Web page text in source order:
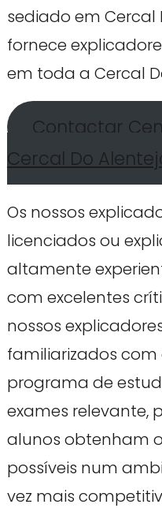
sediado em Cercal
fornece
em toda a Cercal
Contactar
Cercal Do
Os nossos
licenciados ou
altamente
com excelentes
nossos
familiarizados com
programa de
exames relevante,
alunos obtenham
possíveis num
vez mais